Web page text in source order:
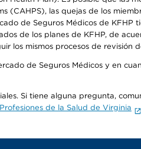
(CAHPS), las quejas de los
de Seguros Médicos de KFHP
de los planes de KFHP, de
los mismos procesos de revisión
de Seguros Médicos y en
Si tiene alguna pregunta,
de la Salud de Virginia